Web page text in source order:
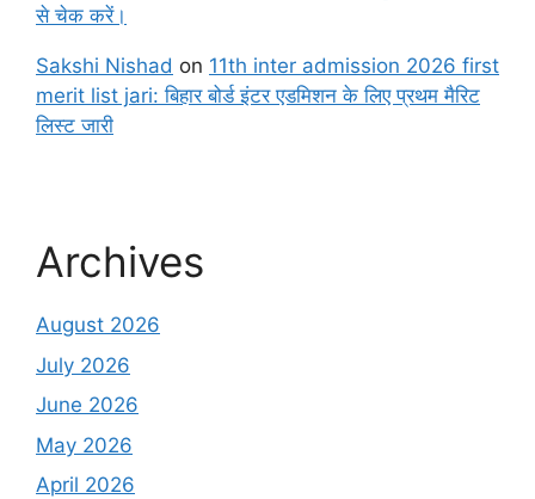
से चेक करें।
Sakshi Nishad on 11th inter admission 2026 first
merit list jari: बिहार बोर्ड इंटर एडमिशन के लिए प्रथम मैरिट
लिस्ट जारी
Archives
August 2026
July 2026
June 2026
May 2026
April 2026